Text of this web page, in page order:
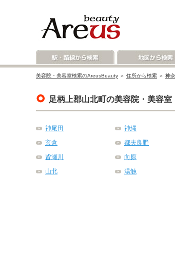
美容院・美容室検索のAreusBeauty ＞ 住所から検索 ＞ 神
足柄上郡山北町の美容院・美容室
神尾田 神縄
玄倉
都夫良野
皆瀬川
向原
山北
湯触